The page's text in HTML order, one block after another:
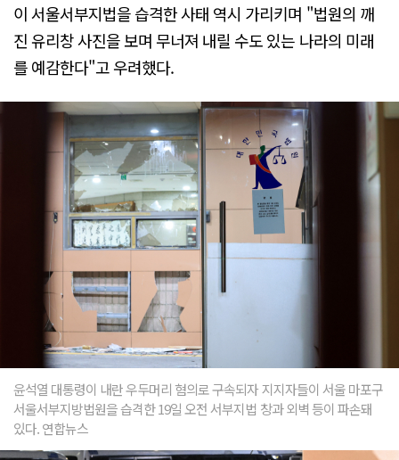
이 서울서부지법을 습격한 사태 역시 가리키며 "법원의 깨
진 유리창 사진을 보며 무너져 내릴 수도 있는 나라의 미래
를 예감한다"고 우려했다.
윤석열 대통령이 내란 우두머리 혐의로 구속되자 지지자들이 서울 마포구
서울서부지방법원을 습격한 19일 오전 서부지법 창과 외벽 등이 파손돼
있다. 연합뉴스